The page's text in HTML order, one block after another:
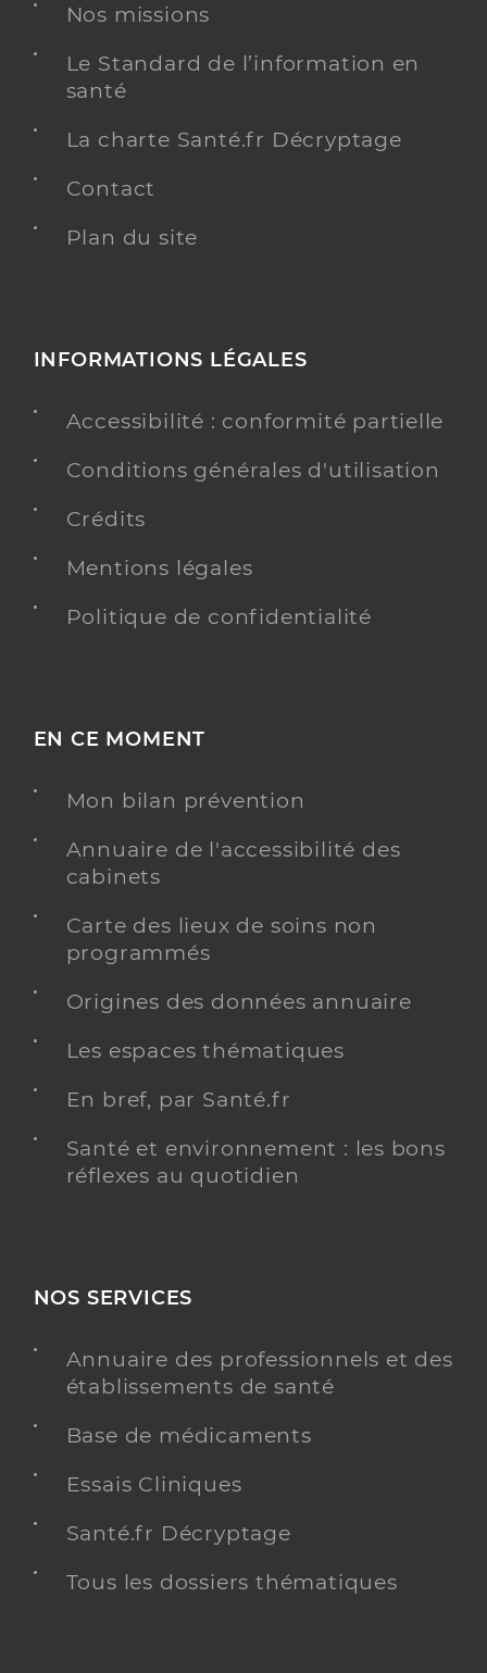
Nos missions
Le Standard de l’information en
santé
La charte Santé.fr Décryptage
Contact
Plan du site
INFORMATIONS LÉGALES
Accessibilité : conformité partielle
Conditions générales d'utilisation
Crédits
Mentions légales
Politique de confidentialité
EN CE MOMENT
Mon bilan prévention
Annuaire de l'accessibilité des
cabinets
Carte des lieux de soins non
programmés
Origines des données annuaire
Les espaces thématiques
En bref, par Santé.fr
Santé et environnement : les bons
réflexes au quotidien
NOS SERVICES
Annuaire des professionnels et des
établissements de santé
Base de médicaments
Essais Cliniques
Santé.fr Décryptage
Tous les dossiers thématiques